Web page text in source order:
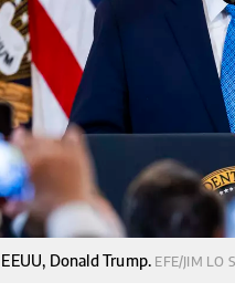
Donald Trump. EFE/JIM LO